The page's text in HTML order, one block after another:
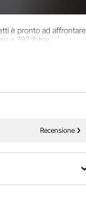
è pronto ad affrontare
a 397 libbre.
Recensione